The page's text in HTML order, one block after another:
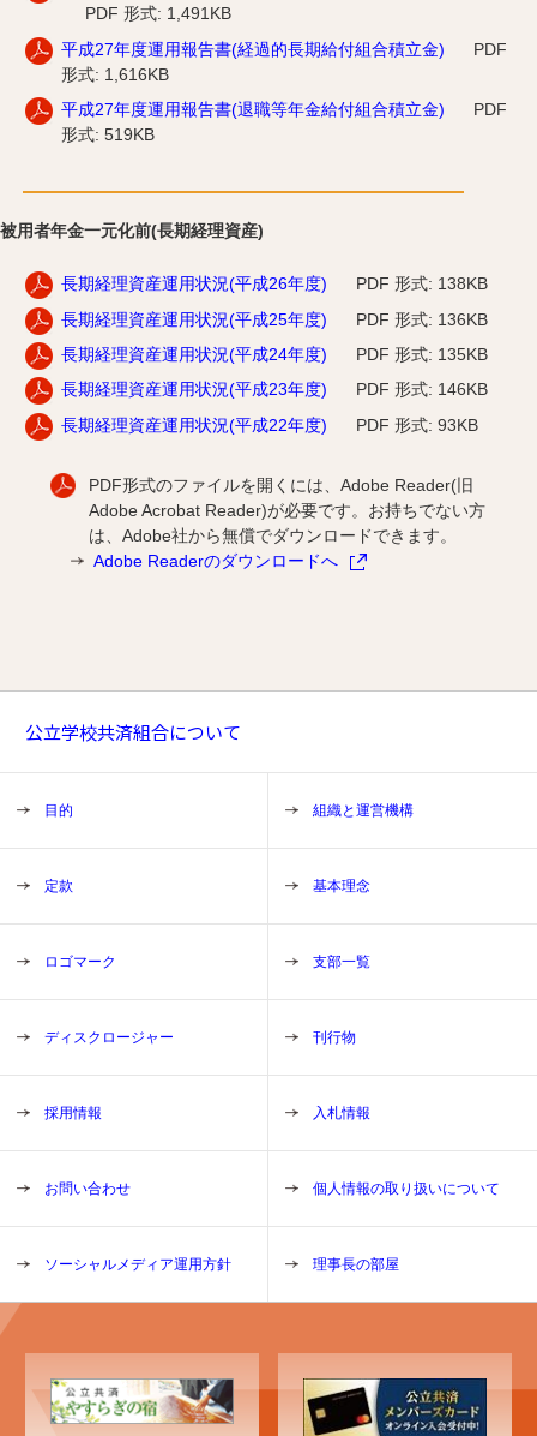
PDF 形式: 1,491KB
平成27年度運用報告書(経過的長期給付組合積立金)
PDF
形式: 1,616KB
平成27年度運用報告書(退職等年金給付組合積立金)
PDF
形式: 519KB
被用者年金一元化前(長期経理資産)
長期経理資産運用状況(平成26年度)
PDF 形式: 138KB
長期経理資産運用状況(平成25年度)
PDF 形式: 136KB
長期経理資産運用状況(平成24年度)
PDF 形式: 135KB
長期経理資産運用状況(平成23年度)
PDF 形式: 146KB
長期経理資産運用状況(平成22年度)
PDF 形式: 93KB
PDF形式のファイルを開くには、Adobe Reader(旧
Adobe Acrobat Reader)が必要です。お持ちでない方
は、Adobe社から無償でダウンロードできます。
Adobe Readerのダウンロードへ
公立学校共済組合について
目的 組織と運営機構
定款 基本理念
ロゴマーク 支部一覧
ディスクロージャー 刊行物
採用情報 入札情報
お問い合わせ 個人情報の取り扱いについて
ソーシャルメディア運用方針 理事長の部屋